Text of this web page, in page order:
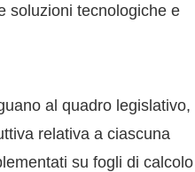
soluzioni tecnologiche e
al quadro legislativo,
relativa a ciascuna
su fogli di calcolo